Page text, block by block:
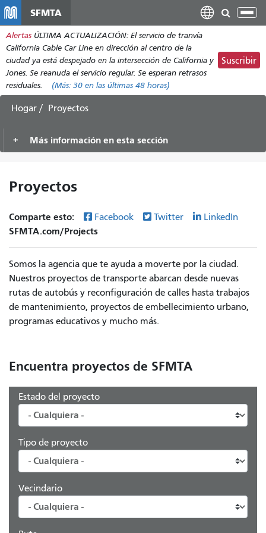
contenido
principal
SFMTA
Alertas ÚLTIMA ACTUALIZACIÓN: El servicio de tranvía
California Cable Car Line en dirección al centro de la
ciudad ya está despejado en la intersección de California y
Jones. Se reanuda el servicio regular. Se esperan retrasos
residuales.
(Más: 30 en las últimas 48 horas)
Suscribir
Hogar Proyectos
Más información en esta sección
Proyectos
Comparte esto: Facebook Twitter LinkedIn
SFMTA.com/Projects
Somos la agencia que te ayuda a moverte por la ciudad.
Nuestros proyectos de transporte abarcan desde nuevas
rutas de autobús y reconfiguración de calles hasta trabajos
de mantenimiento, proyectos de embellecimiento urbano,
programas educativos y mucho más.
Encuentra proyectos de SFMTA
Estado del proyecto
Tipo de proyecto
Vecindario